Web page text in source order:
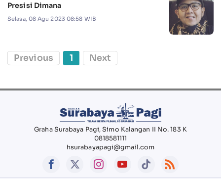
Presisi Dimana
Selasa, 08 Agu 2023 08:58 WIB
Previous 1 Next
Graha Surabaya Pagi, Simo Kalangan II No. 183 K
0818581111
hsurabayapagi@gmail.com